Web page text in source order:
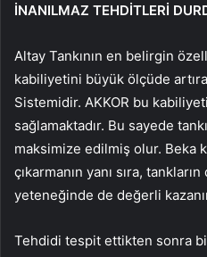
İNANILMAZ TEHDİTLERİ
Altay Tankının en belirgin
kabiliyetini büyük ölçüde
Sistemidir. AKKOR bu
sağlamaktadır. Bu sayede
maksimize edilmiş olur. Beka
çıkarmanın yanı sıra,
yeteneğinde de değerli
Tehdidi tespit ettikten sonra